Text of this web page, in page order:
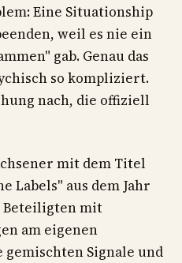
Eine Situationship
weil es nie ein
gab. Genau das
so kompliziert.
nach, die offiziell
mit dem Titel
Labels" aus dem Jahr
Beteiligten mit
am eigenen
Signale und